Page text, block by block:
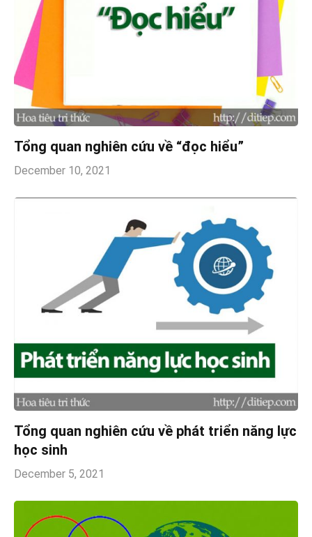
Tổng quan nghiên cứu về “đọc hiểu”
December 10, 2021
Tổng quan nghiên cứu về phát triển năng lực
học sinh
December 5, 2021